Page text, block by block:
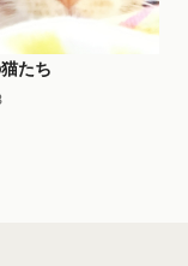
たち